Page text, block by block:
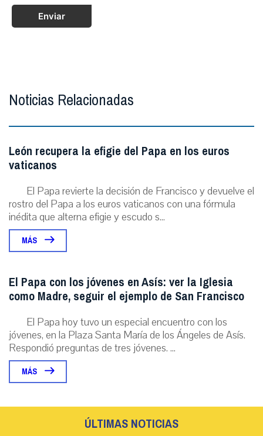
Enviar
Noticias Relacionadas
León recupera la efigie del Papa en los euros
vaticanos
El Papa revierte la decisión de Francisco y devuelve el
rostro del Papa a los euros vaticanos con una fórmula
inédita que alterna efigie y escudo s...
MÁS
El Papa con los jóvenes en Asís: ver la Iglesia
como Madre, seguir el ejemplo de San Francisco
El Papa hoy tuvo un especial encuentro con los
jóvenes, en la Plaza Santa María de los Ángeles de Asís.
Respondió preguntas de tres jóvenes. ...
MÁS
ÚLTIMAS NOTICIAS